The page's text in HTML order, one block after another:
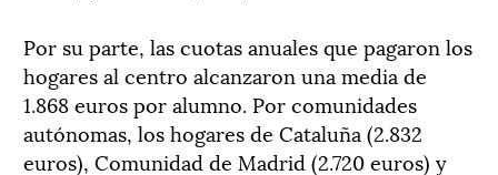
Por su parte, las cuotas anuales que pagaron los
hogares al centro alcanzaron una media de
1.868 euros por alumno. Por comunidades
autónomas, los hogares de Cataluña (2.832
euros), Comunidad de Madrid (2.720 euros) y